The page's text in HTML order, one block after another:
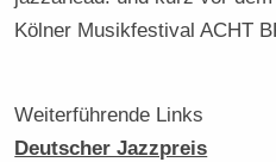
Kölner Musikfestival ACHT
Weiterführende Links
Deutscher Jazzpreis